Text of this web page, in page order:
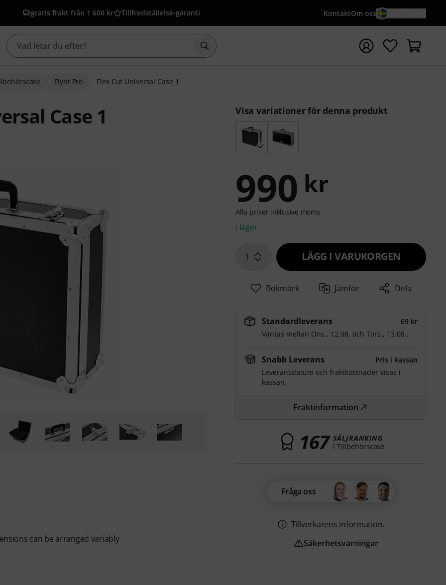
gratis frakt från 1 600 kr Tillfredställelse-garanti KontaktOm oss
Börja sökningen med söktermen {searchTerm}
Flyht Pro Flex Cut Universal Case 1
Case 1
can be arranged variably
Visa variationer för denna produkt
990 kr
Alla priser inklusive moms
i lager
1 LÄGG I VARUKORGEN
Bokmärk Jämför Dela
Standardleverans
69 kr
Väntas mellan Ons., 12.08. ochTors., 13.08..
Snabb Leverans
Pris i kassan
Leveransdatum och fraktkostnader visas i
kassan.
Fraktinformation
167 SÄLJRANKING
i Tillbehörscase
Fråga oss
Tillverkarens information.
Säkerhetsvarningar